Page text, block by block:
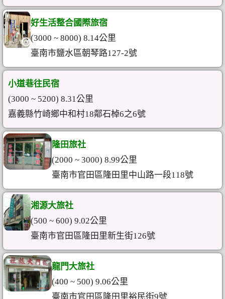
好生活整合國際旅宿
(3000 ~ 8000) 8.14公里
臺南市鹽水區朝琴路127-2號
小道巷往民宿
(3000 ~ 5200) 8.31公里
嘉義縣竹崎鄉中和村18鄰石棹6之6號
隆田旅社
(2000 ~ 3000) 8.99公里
臺南市官田區隆田里中山路一段118號
湘源大旅社
(500 ~ 600) 9.02公里
臺南市官田區隆田里新生街126號
龍門大旅社
(400 ~ 500) 9.06公里
臺南市官田區隆田里裕民街9號